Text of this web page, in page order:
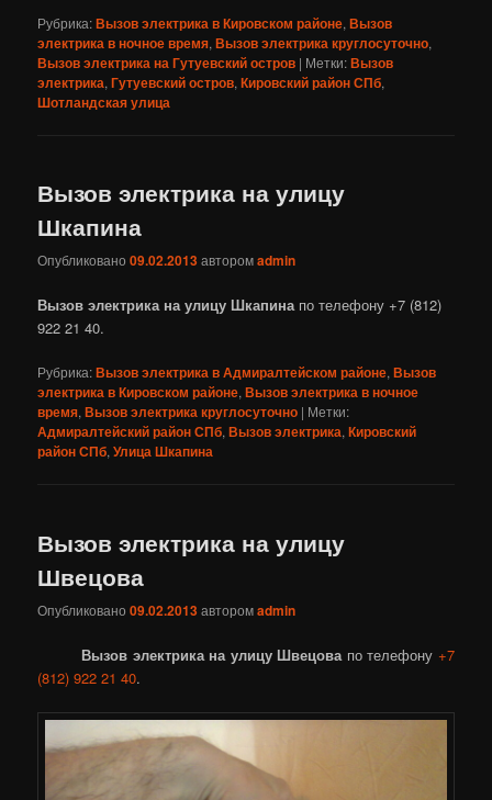
Рубрика:Вызов электрика в Кировском районе,Вызов
электрика в ночное время,Вызов электрика круглосуточно,
Вызов электрика на Гутуевский остров | Метки:Вызов
электрика,Гутуевский остров,Кировский район СПб,
Шотландская улица
Вызов электрика на улицу
Шкапина
Опубликовано09.02.2013авторомadmin
Вызов электрика на улицу Шкапинапо телефону +7 (812)
922 21 40.
Рубрика:Вызов электрика в Адмиралтейском районе,Вызов
электрика в Кировском районе,Вызов электрика в ночное
время,Вызов электрика круглосуточно | Метки:
Адмиралтейский район СПб,Вызов электрика,Кировский
район СПб,Улица Шкапина
Вызов электрика на улицу
Швецова
Опубликовано09.02.2013авторомadmin
Вызов электрика на улицу Швецовапо телефону +7
(812) 922 21 40.